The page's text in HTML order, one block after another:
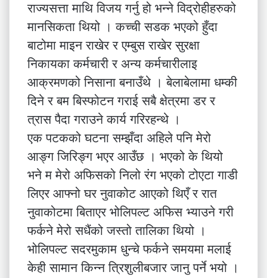
राज्यसत्ता माथि विजय गर्नु हो भन्ने विद्रोहीहरुको
मानसिकता थियो । कच्ची सडक भएको हुँदा
बाटोमा माइन राखेर र एम्बुस राखेर सुरक्षा
निकायका कर्मचारी र अन्य कर्मचारीलाइ
आक्रमणको निसाना बनाउँथे । बेलाबेलामा धम्की
दिने र बम बिस्फोटन गराई सबै क्षेत्रमा डर र
त्रास पैदा गराउने कार्य गरिरहन्थे ।
एक पटकको घटना सम्झँदा अहिले पनि मेरो
आङ्ग जिरिङ्ग भएर आउँछ । भएको के थियो
भने म मेरो अफिसको निलो रंग भएको टोएटा गाडी
लिएर आफ्नो घर नुवाकोट आएको थिएँ र रात
नुवाकोटमा बिताएर भोलिपल्ट अफिस भ्याउने गरी
फर्कने मेरो सधैंको जस्तो तालिका थियो ।
भोलिपल्ट सदरमुकाम धुन्चे फर्कने समयमा मलाई
केही सामान किन्न त्रिशुलीबजार जानु पर्ने भयो ।